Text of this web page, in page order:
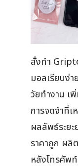
สั่งทำ
มอลเรียบง่
วัยทำงาน เ
การจดจำที่
ผลลัพธ์ระย
ราคาถูก ผลิ
หลังโทรศัพ